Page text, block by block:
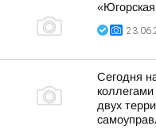
Сегодня
двух